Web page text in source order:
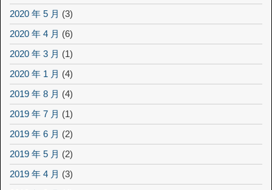
2020 年 5 月 (3)
2020 年 4 月 (6)
2020 年 3 月 (1)
2020 年 1 月 (4)
2019 年 8 月 (4)
2019 年 7 月 (1)
2019 年 6 月 (2)
2019 年 5 月 (2)
2019 年 4 月 (3)